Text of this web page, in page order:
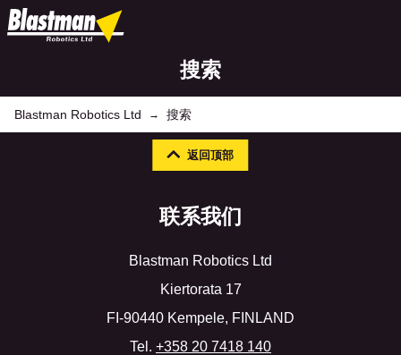
搜索
Blastman Robotics Ltd → 搜索
返回顶部
联系我们
Blastman Robotics Ltd
Kiertorata 17
FI-90440 Kempele, FINLAND
Tel. +358 20 7418 140